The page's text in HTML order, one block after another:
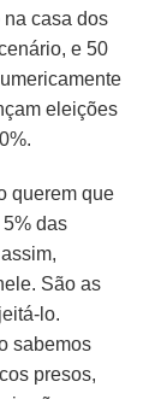
na casa dos
e 50
eleições
querem que
das
São as
lo.
sabemos
presos,